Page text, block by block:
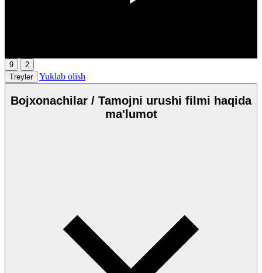
9
2
Treyler
Yuklab olish
Bojxonachilar / Tamojni urushi filmi haqida
ma'lumot